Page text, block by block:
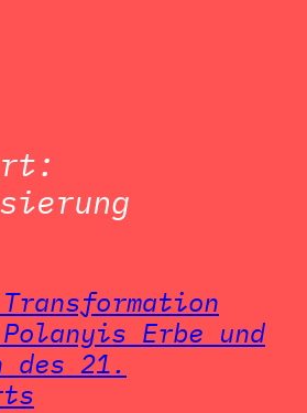
Erbe und
des 21.